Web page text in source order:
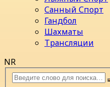
Санный Спорт
Гандбол
Шахматы
Трансляции
NR